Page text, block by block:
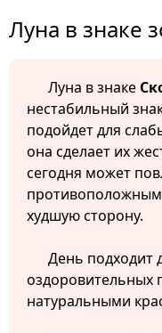
Луна в знаке
Луна в знаке
нестабильный
подойдет для
она сделает их
сегодня может
противоположным
худшую сторону.
День подходит
оздоровительных
натуральными